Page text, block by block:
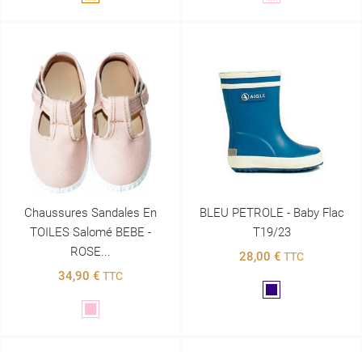
Chaussures Sandales En
TOILES Salomé BEBE -
ROSE...
34,90 € TTC
BLEU PETROLE - Baby Flac
T19/23
28,00 € TTC